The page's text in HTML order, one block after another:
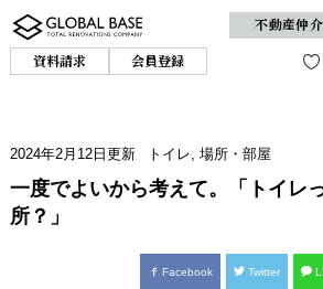
不動産仲
資料請求
会員登録
2024年2月12日更新 トイレ, 場所・部屋
一度でよいから考えて。「トイレ
所？」
Facebook Twitter